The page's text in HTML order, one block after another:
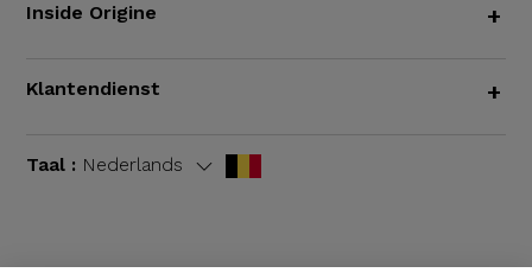
Inside Origine +
Klantendienst +
Taal : Nederlands